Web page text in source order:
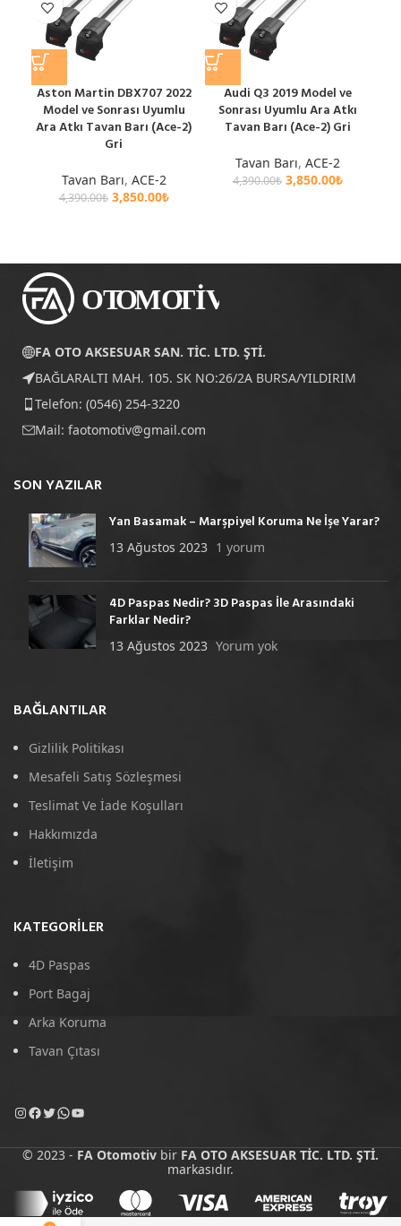
Aston Martin DBX707 2022
Model ve Sonrası Uyumlu
Ara Atkı Tavan Barı (Ace-2)
Gri
Tavan Barı, ACE-2
4,390.00₺ 3,850.00₺
Audi Q3 2019 Model ve
Sonrası Uyumlu Ara Atkı
Tavan Barı (Ace-2) Gri
Tavan Barı, ACE-2
4,390.00₺ 3,850.00₺
FA OTO AKSESUAR SAN. TİC. LTD. ŞTİ.
BAĞLARALTI MAH. 105. SK NO:26/2A BURSA/YILDIRIM
Telefon: (0546) 254-3220
Mail: faotomotiv@gmail.com
SON YAZILAR
Yan Basamak – Marşpiyel Koruma Ne İşe Yarar?
13 Ağustos 2023 1 yorum
4D Paspas Nedir? 3D Paspas İle Arasındaki
Farklar Nedir?
13 Ağustos 2023 Yorum yok
BAĞLANTILAR
Gizlilik Politikası
Mesafeli Satış Sözleşmesi
Teslimat Ve İade Koşulları
Hakkımızda
İletişim
KATEGORILER
4D Paspas
Port Bagaj
Arka Koruma
Tavan Çıtası
© 2023 - FA Otomotiv bir FA OTO AKSESUAR TİC. LTD. ŞTİ.
markasıdır.